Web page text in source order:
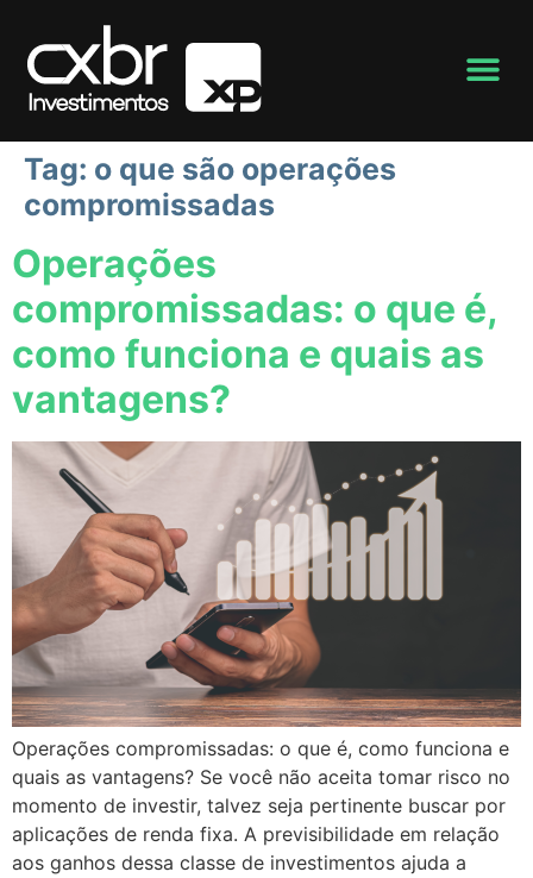
Tag: o que são operações
compromissadas
Operações
compromissadas: o que é,
como funciona e quais as
vantagens?
Operações compromissadas: o que é, como funciona e
quais as vantagens? Se você não aceita tomar risco no
momento de investir, talvez seja pertinente buscar por
aplicações de renda fixa. A previsibilidade em relação
aos ganhos dessa classe de investimentos ajuda a